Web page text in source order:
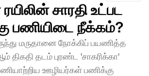
சாரதி உட்பட
பணியிடை நீக்கம்?
மருதானை நோக்கிப் பயணித்த
திகதி தடம் புரண்ட 'சாகரிக்கா'
ஊழியர்கள் பணிக்கு